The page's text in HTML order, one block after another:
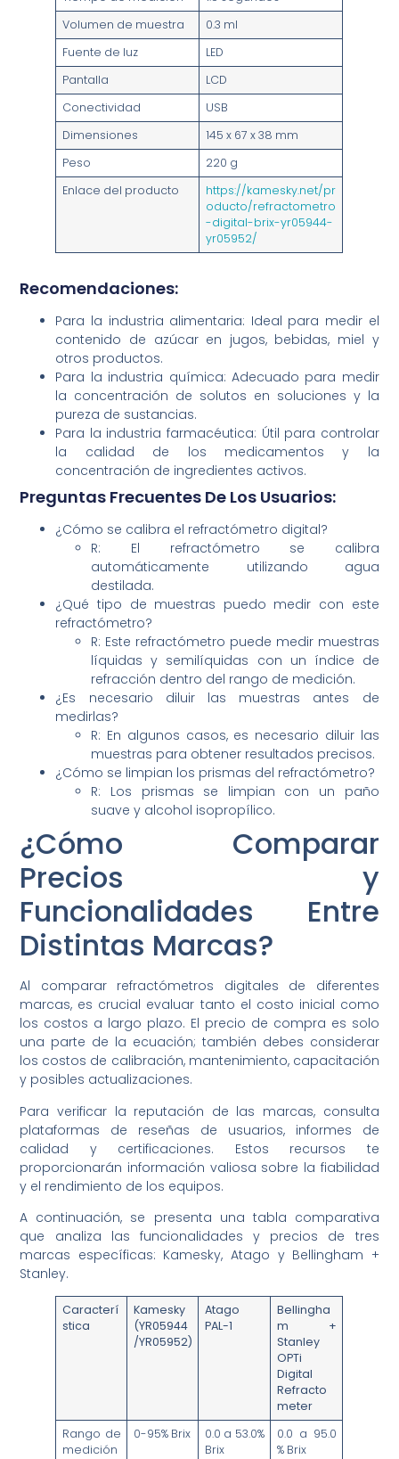
Volumen de muestra
0.3 ml
Fuente de luz
LED
Pantalla
LCD
Conectividad
USB
Dimensiones
145 x 67 x 38 mm
Peso
220 g
Enlace del producto
https://kamesky.net/pr
oducto/refractometro
-digital-brix-yr05944-
yr05952/
Recomendaciones:
Para la industria alimentaria: Ideal para medir el
contenido de azúcar en jugos, bebidas, miel y
otros productos.
Para la industria química: Adecuado para medir
la concentración de solutos en soluciones y la
pureza de sustancias.
Para la industria farmacéutica: Útil para controlar
la calidad de los medicamentos y la
concentración de ingredientes activos.
Preguntas Frecuentes De Los Usuarios:
¿Cómo se calibra el refractómetro digital?
R: El refractómetro se calibra
automáticamente utilizando agua
destilada.
¿Qué tipo de muestras puedo medir con este
refractómetro?
R: Este refractómetro puede medir muestras
líquidas y semilíquidas con un índice de
refracción dentro del rango de medición.
¿Es necesario diluir las muestras antes de
medirlas?
R: En algunos casos, es necesario diluir las
muestras para obtener resultados precisos.
¿Cómo se limpian los prismas del refractómetro?
R: Los prismas se limpian con un paño
suave y alcohol isopropílico.
¿Cómo Comparar
Precios y
Funcionalidades Entre
Distintas Marcas?
Al comparar refractómetros digitales de diferentes
marcas, es crucial evaluar tanto el costo inicial como
los costos a largo plazo. El precio de compra es solo
una parte de la ecuación; también debes considerar
los costos de calibración, mantenimiento, capacitación
y posibles actualizaciones.
Para verificar la reputación de las marcas, consulta
plataformas de reseñas de usuarios, informes de
calidad y certificaciones. Estos recursos te
proporcionarán información valiosa sobre la fiabilidad
y el rendimiento de los equipos.
A continuación, se presenta una tabla comparativa
que analiza las funcionalidades y precios de tres
marcas específicas: Kamesky, Atago y Bellingham +
Stanley.
Caracterí
stica
Kamesky
(YR05944
/YR05952)
Atago
PAL-1
Bellingha
m +
Stanley
OPTi
Digital
Refracto
meter
Rango de
medición
0-95% Brix
0.0 a 53.0%
Brix
0.0 a 95.0
% Brix